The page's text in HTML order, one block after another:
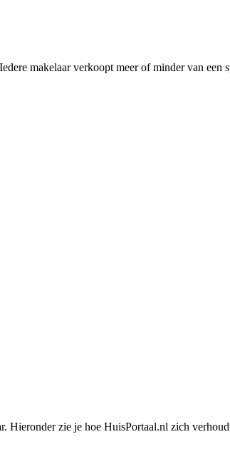
makelaar verkoopt meer of minder van
Hieronder zie je hoe HuisPortaal.nl zich